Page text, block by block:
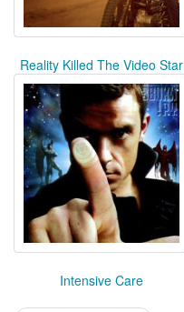
Reality Killed The Video Star
Intensive Care